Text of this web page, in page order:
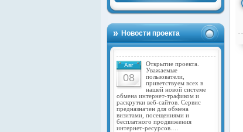
Новости проекта
Авг
08
Открытие проекта.
Уважаемые
пользователи,
приветствуем всех в
нашей новой системе
обмена интернет-трафиком и
раскрутки веб-сайтов. Сервис
предназначен для обмена
визитами, посещениями и
бесплатного продвижения
интернет-ресурсов.…